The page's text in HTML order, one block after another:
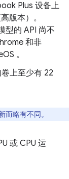
Plus 设备上
版本）。
型的 API 尚不
和非
。
上至少有 22
略有不同。
或 CPU 运